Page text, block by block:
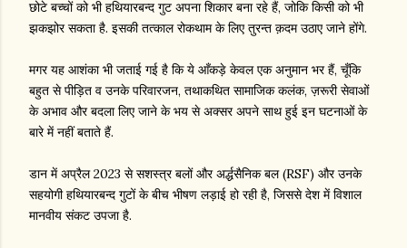
छोटे बच्चों को भी हथियारबन्द गुट अपना शिकार बना रहे हैं, जोकि किसी को भी
झकझोर सकता है. इसकी तत्काल रोकथाम के लिए तुरन्त क़दम उठाए जाने होंगे.
मगर यह आशंका भी जताई गई है कि ये आँकड़े केवल एक अनुमान भर हैं, चूँकि
बहुत से पीड़ित व उनके परिवारजन, तथाकथित सामाजिक कलंक, ज़रूरी सेवाओं
के अभाव और बदला लिए जाने के भय से अक्सर अपने साथ हुई इन घटनाओं के
बारे में नहीं बताते हैं.
डान में अप्रैल 2023 से सशस्त्र बलों और अर्द्धसैनिक बल (RSF) और उनके
सहयोगी हथियारबन्द गुटों के बीच भीषण लड़ाई हो रही है, जिससे देश में विशाल
मानवीय संकट उपजा है.